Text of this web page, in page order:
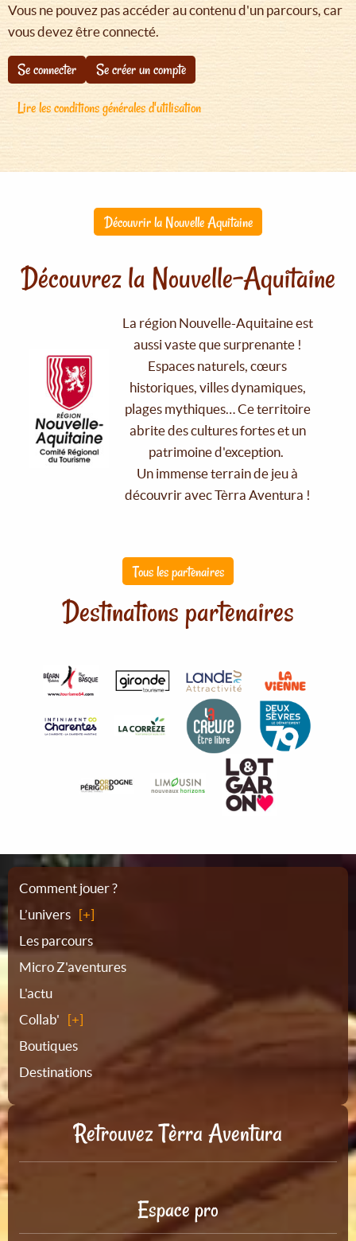
Vous ne pouvez pas accéder au contenu d'un parcours, car
vous devez être connecté.
Se connecter
Se créer un compte
Lire les conditions générales d'utilisation
Découvrir la Nouvelle Aquitaine
Découvrez la Nouvelle-Aquitaine
La région Nouvelle-Aquitaine est
aussi vaste que surprenante !
Espaces naturels, cœurs
historiques, villes dynamiques,
plages mythiques… Ce territoire
abrite des cultures fortes et un
patrimoine d'exception.
Un immense terrain de jeu à
découvrir avec Tèrra Aventura !
Tous les partenaires
Destinations partenaires
Plan
du
site
Comment jouer ?
L’univers
Les parcours
Micro Z'aventures
L'actu
Collab'
Boutiques
Destinations
Retrouvez Tèrra Aventura
Espace pro